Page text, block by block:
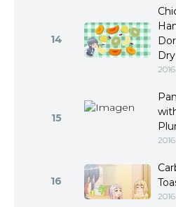
14
2016
15
2016
16
2016